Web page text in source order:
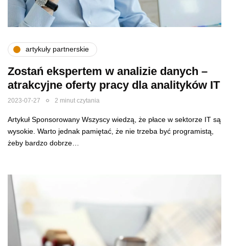
artykuły partnerskie
Zostań ekspertem w analizie danych –
atrakcyjne oferty pracy dla analityków IT
2023-07-27 2 minut czytania
Artykuł Sponsorowany Wszyscy wiedzą, że płace w sektorze IT są
wysokie. Warto jednak pamiętać, że nie trzeba być programistą,
żeby bardzo dobrze…